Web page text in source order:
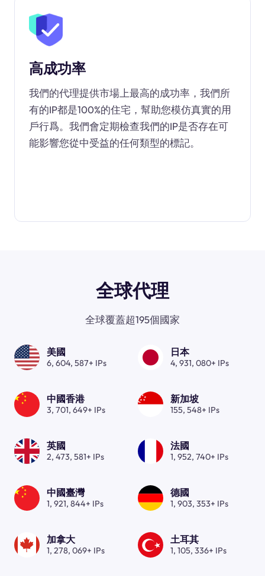
高成功率
我們的代理提供市場上最高的成功率，我們所
有的IP都是100%的住宅，幫助您模仿真實的用
戶行爲。我們會定期檢查我們的IP是否存在可
能影響您從中受益的任何類型的標記。
全球代理
全球覆蓋超195個國家
美國
6, 604, 587+ IPs
日本
4, 931, 080+ IPs
中國香港
3, 701, 649+ IPs
新加坡
155, 548+ IPs
英國
2, 473, 581+ IPs
法國
1, 952, 740+ IPs
中國臺灣
1, 921, 844+ IPs
德國
1, 903, 353+ IPs
加拿大
1, 278, 069+ IPs
土耳其
1, 105, 336+ IPs